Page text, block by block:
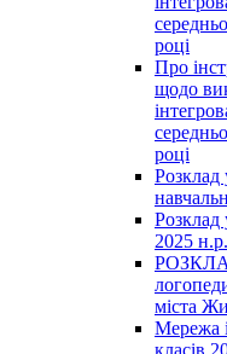
році
Про
щодо
році
Розклад
Розклад
2025 н.р.
міста
Мережа